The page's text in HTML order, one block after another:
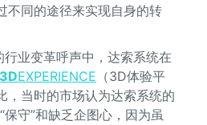
不同的途径来实现自身的转
行业变革呼声中，达索系统在
3DEXPERIENCE （3D体验平
当时的市场认为达索系统的
守”和缺乏企图心，因为虽